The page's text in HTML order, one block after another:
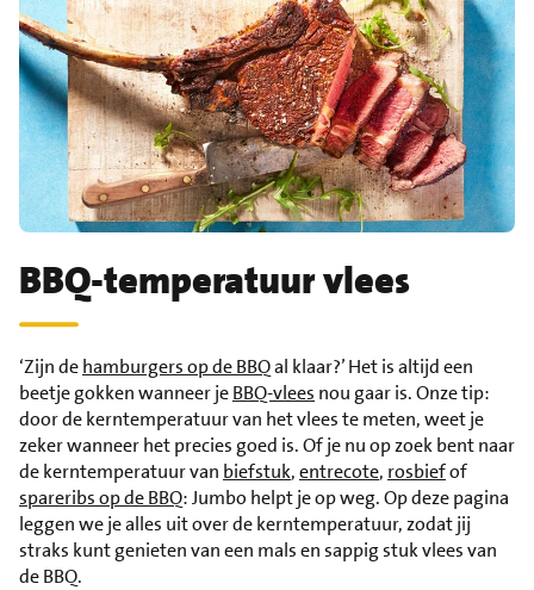
BBQ-temperatuur vlees
‘Zijn dehamburgers op de BBQal klaar?’ Het is altijd een
beetje gokken wanneer jeBBQ-vlees nou gaar is. Onze tip:
door de kerntemperatuur van het vlees te meten, weet je
zeker wanneer het precies goed is. Of je nu op zoek bent naar
de kerntemperatuur van biefstuk,entrecote, rosbiefof
spareribs op de BBQ: Jumbo helpt je op weg. Op deze pagina
leggen we je alles uit over de kerntemperatuur, zodat jij
straks kunt genieten van een mals en sappig stuk vlees van
de BBQ.